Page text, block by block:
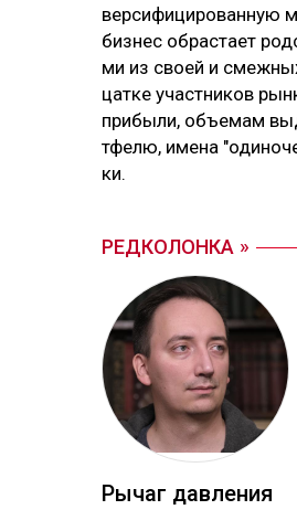
вер­си­фи­ци­ро­ван­ную
биз­нес об­рас­тает
ми из своей и
цат­ке учас­тни­ков
при­бы­ли, объ­емам
тфе­лю, име­на
ки.
РЕДКОЛОНКА
Ры­чаг дав­ле­ния